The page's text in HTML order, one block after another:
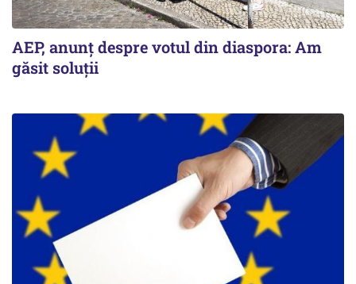
AEP, anunţ despre votul din diaspora: Am
găsit soluţii